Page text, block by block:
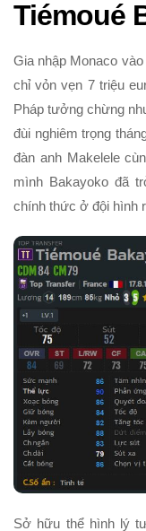
Tiémoué
Gia nhập Monaco
chỉ vỏn vẹn 7 triệu
Pháp tưởng chừng
đùi nghiêm trọng
đàn anh Makelele
mình Bakayoko đã
chính thức ở đội hình
Sở hữu thể hình lý